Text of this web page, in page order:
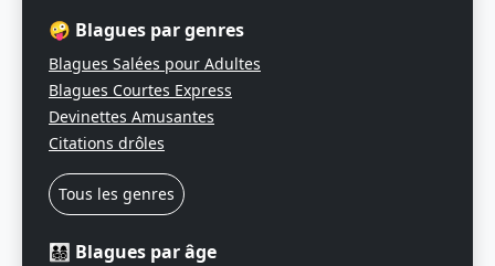
🤪 Blagues par genres
Blagues Salées pour Adultes
Blagues Courtes Express
Devinettes Amusantes
Citations drôles
Tous les genres
👨‍👩‍👧‍👦 Blagues par âge